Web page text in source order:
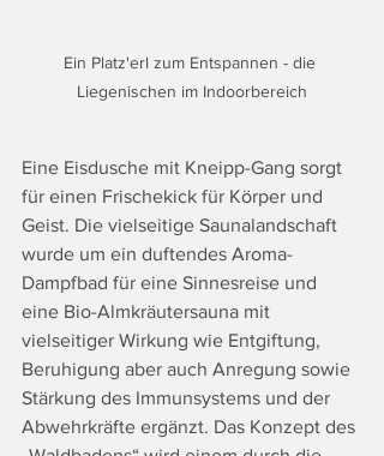
Ein Platz'erl zum Entspannen - die
Liegenischen im Indoorbereich
Eine Eisdusche mit Kneipp-Gang sorgt
für einen Frischekick für Körper und
Geist. Die vielseitige Saunalandschaft
wurde um ein duftendes Aroma-
Dampfbad für eine Sinnesreise und
eine Bio-Almkräutersauna mit
vielseitiger Wirkung wie Entgiftung,
Beruhigung aber auch Anregung sowie
Stärkung des Immunsystems und der
Abwehrkräfte ergänzt. Das Konzept des